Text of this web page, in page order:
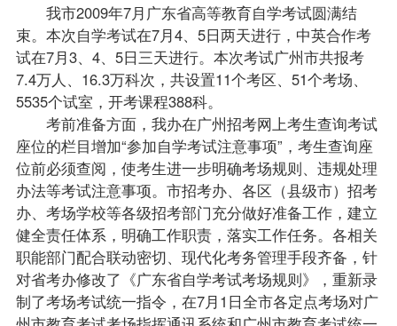
我市2009年7月广东省高等教育自学考试圆满结
束。本次自学考试在7月4、5日两天进行，中英合作考
试在7月3、4、5日三天进行。本次考试广州市共报考
7.4万人、16.3万科次，共设置11个考区、51个考场、
5535个试室，开考课程388科。
考前准备方面，我办在广州招考网上考生查询考试
座位的栏目增加“参加自学考试注意事项”，考生查询座
位前必须查阅，使考生进一步明确考场规则、违规处理
办法等考试注意事项。市招考办、各区（县级市）招考
办、考场学校等各级招考部门充分做好准备工作，建立
健全责任体系，明确工作职责，落实工作任务。各相关
职能部门配合联动密切、现代化考务管理手段齐备，针
对省考办修改了《广东省自学考试考场规则》，重新录
制了考场考试统一指令，在7月1日全市各定点考场对广